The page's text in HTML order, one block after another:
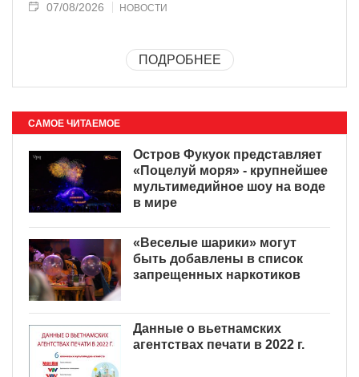
07/08/2026 НОВОСТИ
ПОДРОБНЕЕ
САМОЕ ЧИТАЕМОЕ
Остров Фукуок представляет
«Поцелуй моря» - крупнейшее
мультимедийное шоу на воде
в мире
«Веселые шарики» могут
быть добавлены в список
запрещенных наркотиков
Данные о вьетнамских
агентствах печати в 2022 г.